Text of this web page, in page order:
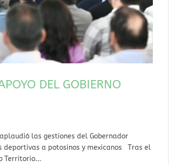
DEL GOBIERNO
las gestiones del Gobernador
a potosinos y mexicanos Tras el
Territorio...